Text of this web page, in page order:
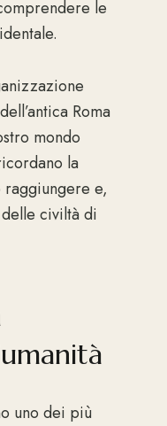
le
Roma
mondo
la
raggiungere e,
civiltà di
uno dei più